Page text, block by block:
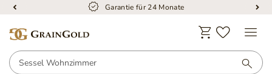
Kostenloser Versand